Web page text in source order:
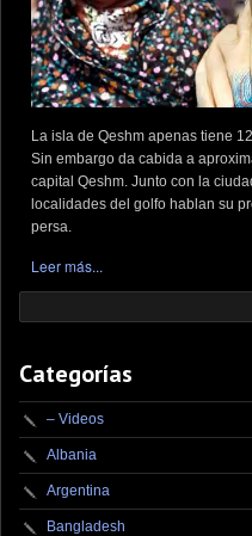
La isla de Qeshm apenas tiene
Sin embargo da cabida a
capital Qeshm. Junto con la
localidades del golfo hablan su
persa.
Leer más...
Categorías
– Videos
Albania
Argentina
Bangladesh